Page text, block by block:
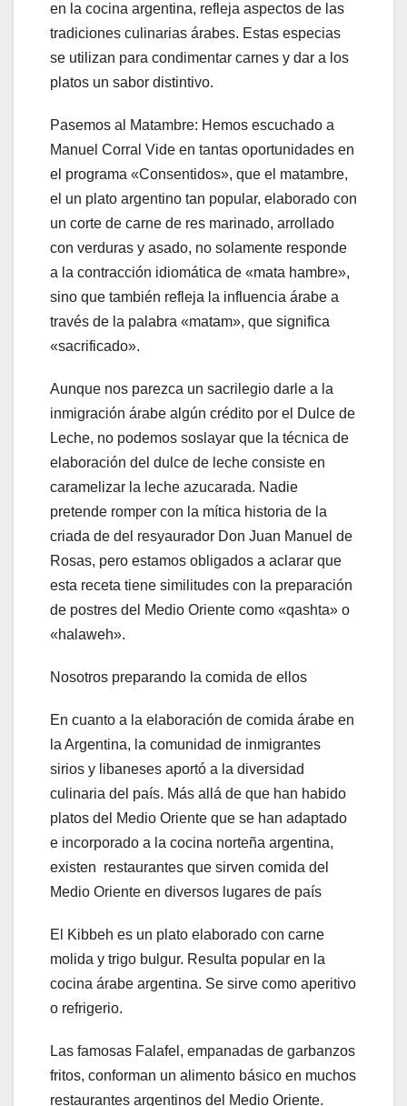
en la cocina argentina, refleja aspectos de las
tradiciones culinarias árabes. Estas especias
se utilizan para condimentar carnes y dar a los
platos un sabor distintivo.
Pasemos al Matambre: Hemos escuchado a
Manuel Corral Vide en tantas oportunidades en
el programa «Consentidos», que el matambre,
el un plato argentino tan popular, elaborado con
un corte de carne de res marinado, arrollado
con verduras y asado, no solamente responde
a la contracción idiomática de «mata hambre»,
sino que también refleja la influencia árabe a
través de la palabra «matam», que significa
«sacrificado».
Aunque nos parezca un sacrilegio darle a la
inmigración árabe algún crédito por el Dulce de
Leche, no podemos soslayar que la técnica de
elaboración del dulce de leche consiste en
caramelizar la leche azucarada. Nadie
pretende romper con la mítica historia de la
criada de del resyaurador Don Juan Manuel de
Rosas, pero estamos obligados a aclarar que
esta receta tiene similitudes con la preparación
de postres del Medio Oriente como «qashta» o
«halaweh».
Nosotros preparando la comida de ellos
En cuanto a la elaboración de comida árabe en
la Argentina, la comunidad de inmigrantes
sirios y libaneses aportó a la diversidad
culinaria del país. Más allá de que han habido
platos del Medio Oriente que se han adaptado
e incorporado a la cocina norteña argentina,
existen restaurantes que sirven comida del
Medio Oriente en diversos lugares de país
El Kibbeh es un plato elaborado con carne
molida y trigo bulgur. Resulta popular en la
cocina árabe argentina. Se sirve como aperitivo
o refrigerio.
Las famosas Falafel, empanadas de garbanzos
fritos, conforman un alimento básico en muchos
restaurantes argentinos del Medio Oriente.